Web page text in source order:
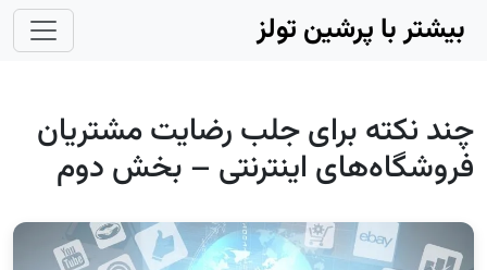
Skip to main content
بیشتر با پرشین تولز
چند نکته برای جلب رضایت مشتریان
فروشگاه‌های اینترنتی – بخش دوم